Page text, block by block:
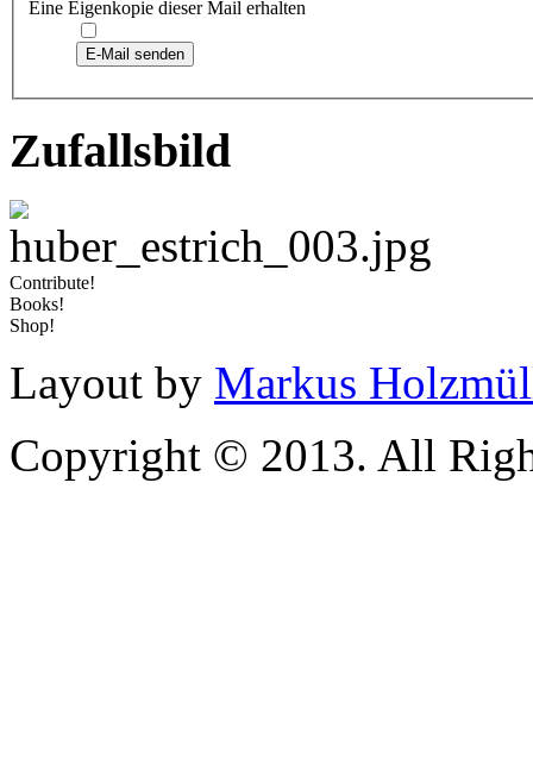
Eine Eigenkopie dieser Mail erhalten
E-Mail senden
Zufallsbild
Contribute!
Books!
Shop!
Layout by Markus
Copyright © 2013. All